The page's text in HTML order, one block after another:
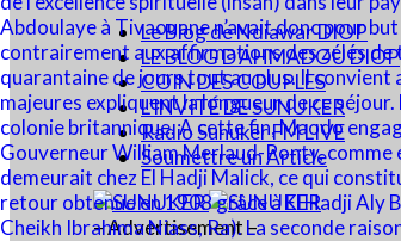
Le Blog de Ndiawar DIOP
LE BLOG D’AHMADOU DIOP
COIN DES COUPLES
L’INVITÉ DE SUNUKER
Radio Sunuker FM LIVE
Soumettre un Article
– Advertisement –